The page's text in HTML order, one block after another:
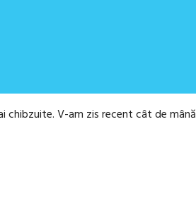
chibzuite. V-am zis recent cât de